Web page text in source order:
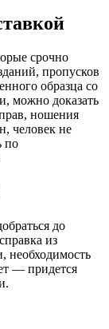
срочно
пропусков
образца со
можно доказать
ношения
человек не
по
до
из
необходимость
— придется